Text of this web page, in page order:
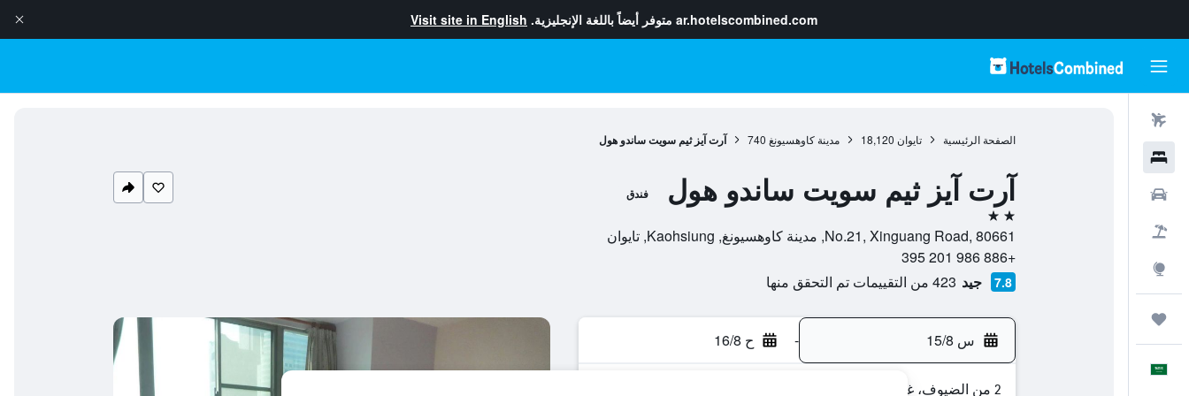
ar.hotelscombined.com متوفر أيضاً باللغة الإنجليزية. Visit site in English
الصفحة الرئيسية تايوان 18,120 مدينة كاوهسيونغ 740 آرت آيز ثيم سويت ساندو هول
آرت آيز ثيم سويت ساندو هول فندق
2 نجمتين
No.21, Xinguang Road, 80661, مدينة كاوهسيونغ, Kaohsiung, تايوان
+886 986 201 395
7.8 جيد 423 من التقييمات تم التحقق منها
س 15/8 - ح 16/8
2 من الضيوف، غرفة واحدة